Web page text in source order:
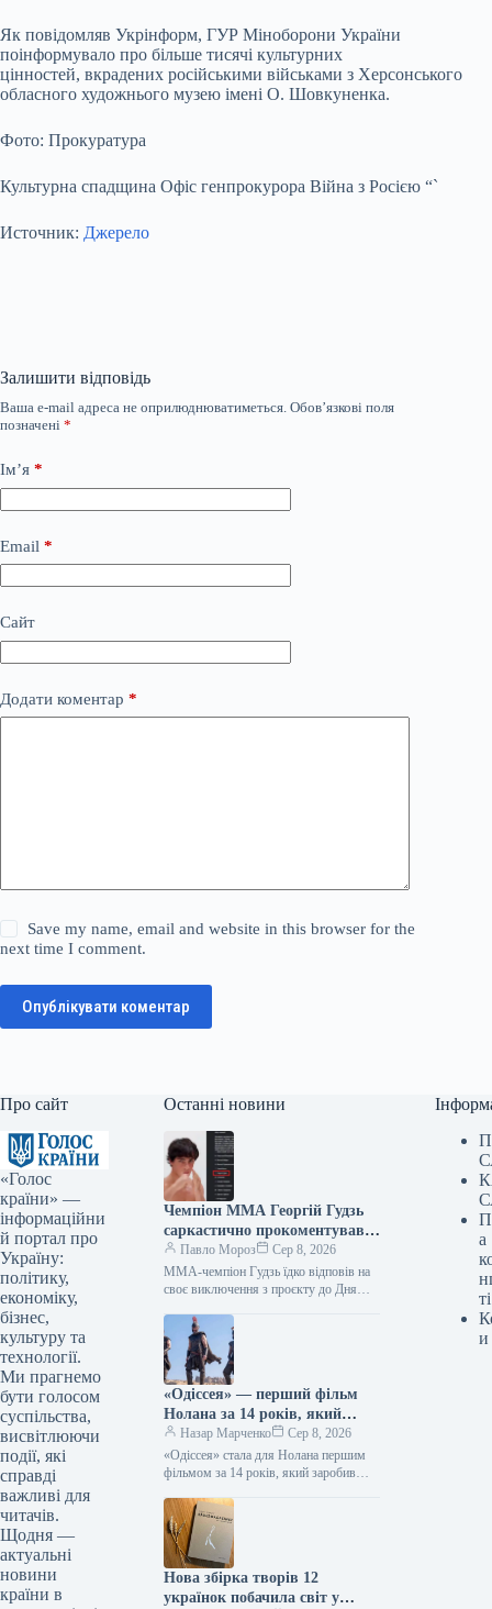
Як повідомляв Укрінформ, ГУР Міноборони України
поінформувало про більше тисячі культурних
цінностей, вкрадених російськими військами з Херсонського
обласного художнього музею імені О. Шовкуненка.
Фото: Прокуратура
Культурна спадщина Офіс генпрокурора Війна з Росією “`
Источник: Джерело
Залишити відповідь
Ваша e-mail адреса не оприлюднюватиметься. Обов’язкові поля
позначені *
Ім’я *
Email *
Сайт
Додати коментар *
Save my name, email and website in this browser for the
next time I comment.
Опублікувати коментар
Про сайт
«Голос
країни» —
інформаційни
й портал про
Україну:
політику,
економіку,
бізнес,
культуру та
технології.
Ми прагнемо
бути голосом
суспільства,
висвітлюючи
події, які
справді
важливі для
читачів.
Щодня —
актуальні
новини
країни в
Останні новини
Чемпіон ММА Георгій Гудзь
саркастично прокоментував
своє відсторонення від
проекту до Дня Незалежності.
Павло Мороз
Сер 8, 2026
MMA-чемпіон Гудзь їдко відповів на
своє виключення з проєкту до Дня
Google, додайте зараз Георгій…
«Одіссея» — перший фільм
Нолана за 14 років, який
перетнув позначку в 1
мільярд доларів.
Назар Марченко
Сер 8, 2026
«Одіссея» стала для Нолана першим
фільмом за 14 років, який заробив
Укрінформ Стрічка Крістофера
Нолана…
Нова збірка творів 12
українок побачила світ у
а
ті
и